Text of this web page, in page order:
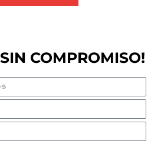
SIN COMPROMISO!